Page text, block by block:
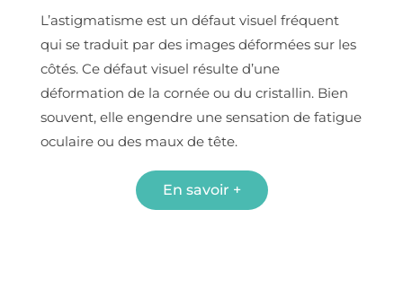
L’astigmatisme est un défaut visuel fréquent
qui se traduit par des images déformées sur les
côtés. Ce défaut visuel résulte d’une
déformation de la cornée ou du cristallin. Bien
souvent, elle engendre une sensation de fatigue
oculaire ou des maux de tête.
En savoir +